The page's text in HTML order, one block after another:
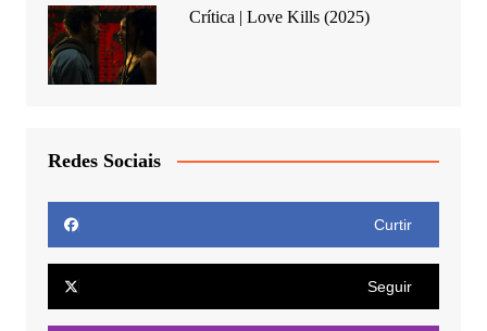
Crítica | Love Kills (2025)
Redes Sociais
Curtir
Seguir